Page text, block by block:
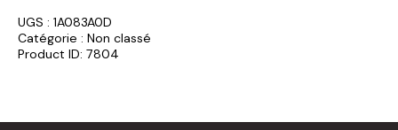
UGS : 1A083A0D
Catégorie : Non classé
Product ID: 7804